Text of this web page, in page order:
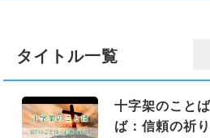
タイトル一覧
十字架のこと
ば：信頼の祈